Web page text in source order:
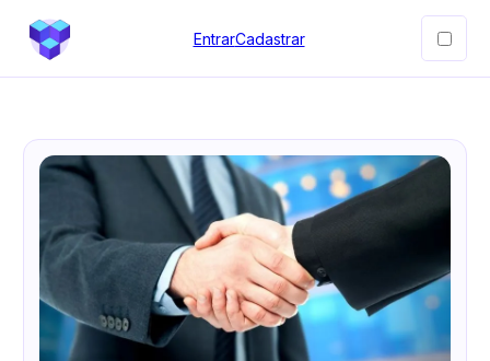
EntrarCadastrar